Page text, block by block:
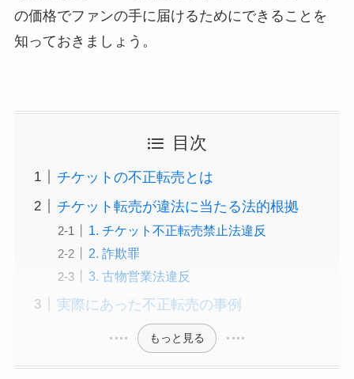
の価格でファンの手に届けるためにできることを
知っておきましょう。
目次
チケットの不正転売とは
チケット転売が違法に当たる法的根拠
1. チケット不正転売禁止法違反
2. 詐欺罪
3. 古物営業法違反
実際にあった不正転売の事例
もっと見る